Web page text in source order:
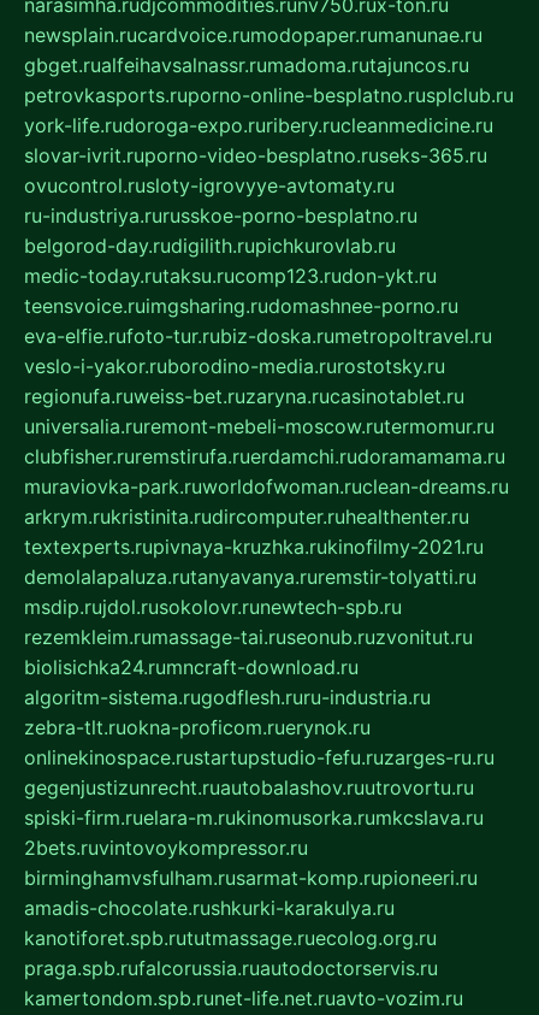
narasimha.rudjcommodities.runv750.rux-ton.ru
newsplain.rucardvoice.rumodopaper.rumanunae.ru
gbget.rualfeihavsalnassr.rumadoma.rutajuncos.ru
petrovkasports.ruporno-online-besplatno.rusplclub.ru
york-life.rudoroga-expo.ruribery.rucleanmedicine.ru
slovar-ivrit.ruporno-video-besplatno.ruseks-365.ru
ovucontrol.rusloty-igrovyye-avtomaty.ru
ru-industriya.rurusskoe-porno-besplatno.ru
belgorod-day.rudigilith.rupichkurovlab.ru
medic-today.rutaksu.rucomp123.rudon-ykt.ru
teensvoice.ruimgsharing.rudomashnee-porno.ru
eva-elfie.rufoto-tur.rubiz-doska.rumetropoltravel.ru
veslo-i-yakor.ruborodino-media.rurostotsky.ru
regionufa.ruweiss-bet.ruzaryna.rucasinotablet.ru
universalia.ruremont-mebeli-moscow.rutermomur.ru
clubfisher.ruremstirufa.ruerdamchi.rudoramamama.ru
muraviovka-park.ruworldofwoman.ruclean-dreams.ru
arkrym.rukristinita.rudircomputer.ruhealthenter.ru
textexperts.rupivnaya-kruzhka.rukinofilmy-2021.ru
demolalapaluza.rutanyavanya.ruremstir-tolyatti.ru
msdip.rujdol.rusokolovr.runewtech-spb.ru
rezemkleim.rumassage-tai.ruseonub.ruzvonitut.ru
biolisichka24.rumncraft-download.ru
algoritm-sistema.rugodflesh.ruru-industria.ru
zebra-tlt.ruokna-proficom.ruerynok.ru
onlinekinospace.rustartupstudio-fefu.ruzarges-ru.ru
gegenjustizunrecht.ruautobalashov.ruutrovortu.ru
spiski-firm.ruelara-m.rukinomusorka.rumkcslava.ru
2bets.ruvintovoykompressor.ru
birminghamvsfulham.rusarmat-komp.rupioneeri.ru
amadis-chocolate.rushkurki-karakulya.ru
kanotiforet.spb.rututmassage.ruecolog.org.ru
praga.spb.rufalcorussia.ruautodoctorservis.ru
kamertondom.spb.runet-life.net.ruavto-vozim.ru